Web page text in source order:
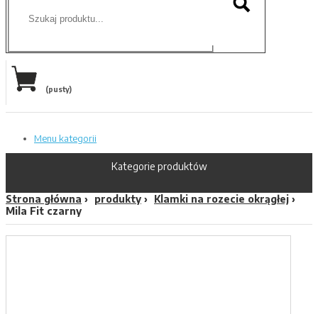
(pusty)
Menu kategorii
Kategorie produktów
Strona główna produkty
Klamki na rozecie okrągłej
Mila Fit czarny